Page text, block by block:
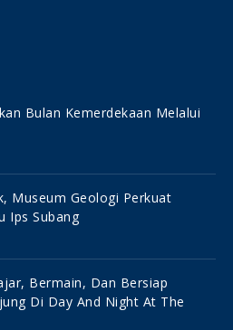
Bulan Kemerdekaan Melalui
Museum Geologi Perkuat
Ips Subang
Bermain, Dan Bersiap
Di Day And Night At The